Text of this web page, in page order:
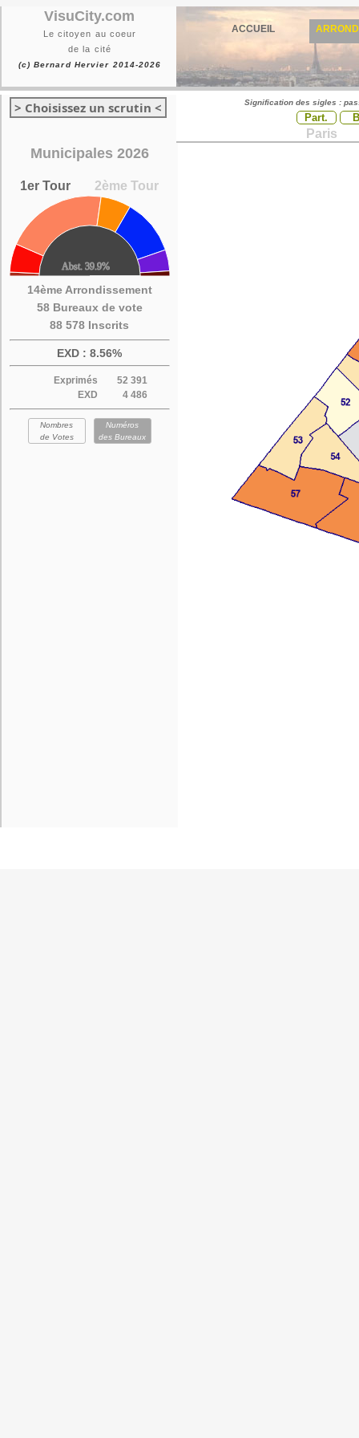
VisuCity.com
Le citoyen au coeur
de la cité
(c) Bernard Hervier 2014-2026
ACCUEIL
> Choisissez un scrutin <
Municipales 2026
1er Tour 2ème Tour
14ème Arrondissement
58 Bureaux de vote
88 578 Inscrits
EXD : 8.56%
Exprimés
52 391
EXD
4 486
Nombres
de Votes
Numéros
des Bureaux
Signification des sigles :
Part.
Paris